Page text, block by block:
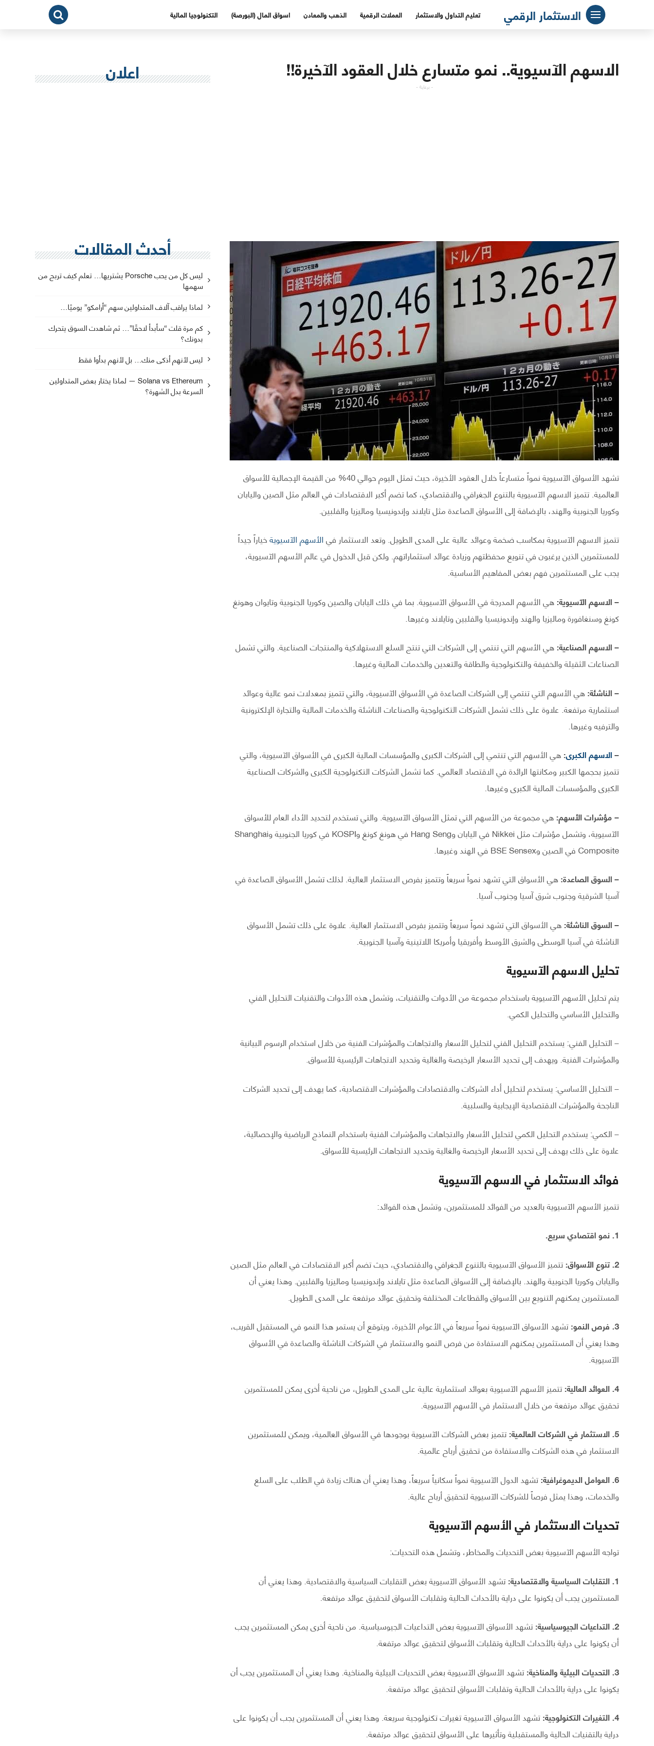
الاستثمار الرقمي تعليم التداول والاستثمار العملات الرقمية الذهب والمعادن اسواق المال (البورصة) التكنولوجيا المالية
الاسهم الآسيوية.. نمو متسارع خلال العقود الآخيرة!!
- برعاية -
تشهد الأسواق الآسيوية نمواً متسارعاً خلال العقود الأخيرة، حيث تمثل اليوم حوالي 40% من القيمة الإجمالية للأسواق
العالمية. تتميز الاسهم الآسيوية بالتنوع الجغرافي والاقتصادي، كما تضم أكبر الاقتصادات في العالم مثل الصين واليابان
وكوريا الجنوبية والهند، بالإضافة إلى الأسواق الصاعدة مثل تايلاند وإندونيسيا وماليزيا والفلبين.
تتميز الاسهم الآسيوية بمكاسب ضخمة وعوائد عالية على المدى الطويل. وتعد الاستثمار فيالأسهم الآسيويةخياراً جيداً
للمستثمرين الذين يرغبون في تنويع محفظتهم وزيادة عوائد استثماراتهم. ولكن قبل الدخول في عالم الأسهم الآسيوية،
يجب على المستثمرين فهم بعض المفاهيم الأساسية.
– الاسهم الآسيوية:هي الأسهم المدرجة في الأسواق الآسيوية. بما في ذلك اليابان والصين وكوريا الجنوبية وتايوان وهونغ
كونغ وسنغافورة وماليزيا والهند وإندونيسيا والفلبين وتايلاند وغيرها.
– الاسهم الصناعية:هي الأسهم التي تنتمي إلى الشركات التي تنتج السلع الاستهلاكية والمنتجات الصناعية. والتي تشمل
الصناعات الثقيلة والخفيفة والتكنولوجية والطاقة والتعدين والخدمات المالية وغيرها.
– الناشئة:هي الأسهم التي تنتمي إلى الشركات الصاعدة في الأسواق الآسيوية، والتي تتميز بمعدلات نمو عالية وعوائد
استثمارية مرتفعة. علاوة على ذلك تشمل الشركات التكنولوجية والصناعات الناشئة والخدمات المالية والتجارة الإلكترونية
والترفيه وغيرها.
–الاسهم الكبرى:هي الأسهم التي تنتمي إلى الشركات الكبرى والمؤسسات المالية الكبرى في الأسواق الآسيوية، والتي
تتميز بحجمها الكبير ومكانتها الرائدة في الاقتصاد العالمي. كما تشمل الشركات التكنولوجية الكبرى والشركات الصناعية
الكبرى والمؤسسات المالية الكبرى وغيرها.
– مؤشرات الأسهم:هي مجموعة من الأسهم التي تمثل الأسواق الآسيوية. والتي تستخدم لتحديد الأداء العام للأسواق
الآسيوية، وتشمل مؤشرات مثل Nikkei في اليابان وHang Seng في هونغ كونغ وKOSPI في كوريا الجنوبية وShanghai
Composite في الصين وBSE Sensex في الهند وغيرها.
– السوق الصاعدة:هي الأسواق التي تشهد نمواً سريعاً وتتميز بفرص الاستثمار العالية. لذلك تشمل الأسواق الصاعدة في
آسيا الشرقية وجنوب شرق آسيا وجنوب آسيا.
– السوق الناشئة:هي الأسواق التي تشهد نمواً سريعاً وتتميز بفرص الاستثمار العالية. علاوة على ذلك تشمل الأسواق
الناشئة في آسيا الوسطى والشرق الأوسط وأفريقيا وأمريكا اللاتينية وآسيا الجنوبية.
تحليل الاسهم الآسيوية
يتم تحليل الأسهم الآسيوية باستخدام مجموعة من الأدوات والتقنيات، وتشمل هذه الأدوات والتقنيات التحليل الفني
والتحليل الأساسي والتحليل الكمي.
– التحليل الفني: يستخدم التحليل الفني لتحليل الأسعار والاتجاهات والمؤشرات الفنية من خلال استخدام الرسوم البيانية
والمؤشرات الفنية. ويهدف إلى تحديد الأسعار الرخيصة والغالية وتحديد الاتجاهات الرئيسية للأسواق.
– التحليل الأساسي: يستخدم لتحليل أداء الشركات والاقتصادات والمؤشرات الاقتصادية، كما يهدف إلى تحديد الشركات
الناجحة والمؤشرات الاقتصادية الإيجابية والسلبية.
– الكمي: يستخدم التحليل الكمي لتحليل الأسعار والاتجاهات والمؤشرات الفنية باستخدام النماذج الرياضية والإحصائية،
علاوة على ذلك يهدف إلى تحديد الأسعار الرخيصة والغالية وتحديد الاتجاهات الرئيسية للأسواق.
فوائد الاستثمار في الاسهم الآسيوية
تتميز الأسهم الآسيوية بالعديد من الفوائد للمستثمرين، وتشمل هذه الفوائد:
1. نمو اقتصادي سريع.
2. تنوع الأسواق:
تتميز الأسواق الآسيوية بالتنوع الجغرافي والاقتصادي، حيث تضم أكبر الاقتصادات في العالم مثل الصين
واليابان وكوريا الجنوبية والهند. بالإضافة إلى الأسواق الصاعدة مثل تايلاند وإندونيسيا وماليزيا والفلبين. وهذا يعني أن
المستثمرين يمكنهم التنويع بين الأسواق والقطاعات المختلفة وتحقيق عوائد مرتفعة على المدى الطويل.
3. فرص النمو:
تشهد الأسواق الآسيوية نمواً سريعاً في الأعوام الأخيرة، ويتوقع أن يستمر هذا النمو في المستقبل القريب،
وهذا يعني أن المستثمرين يمكنهم الاستفادة من فرص النمو والاستثمار في الشركات الناشئة والصاعدة في الأسواق
الآسيوية.
4. العوائد العالية:
تتميز الأسهم الآسيوية بعوائد استثمارية عالية على المدى الطويل، من ناحية أخرى يمكن للمستثمرين
تحقيق عوائد مرتفعة من خلال الاستثمار في الأسهم الآسيوية.
5. الاستثمار في الشركات العالمية:
تتميز بعض الشركات الآسيوية بوجودها في الأسواق العالمية، ويمكن للمستثمرين
الاستثمار في هذه الشركات والاستفادة من تحقيق أرباح عالمية.
6. العوامل الديموغرافية:
تشهد الدول الآسيوية نمواً سكانياً سريعاً، وهذا يعني أن هناك زيادة في الطلب على السلع
والخدمات، وهذا يمثل فرصاً للشركات الآسيوية لتحقيق أرباح عالية.
تحديات الاستثمار في الأسهم الآسيوية
تواجه الأسهم الآسيوية بعض التحديات والمخاطر، وتشمل هذه التحديات:
1. التقلبات السياسية والاقتصادية:
تشهد الأسواق الآسيوية بعض التقلبات السياسية والاقتصادية. وهذا يعني أن
المستثمرين يجب أن يكونوا على دراية بالأحداث الحالية وتقلبات الأسواق لتحقيق عوائد مرتفعة.
2. التداعيات الجيوسياسية:
تشهد الأسواق الآسيوية بعض التداعيات الجيوسياسية. من ناحية أخرى يمكن المستثمرين يجب
أن يكونوا على دراية بالأحداث الحالية وتقلبات الأسواق لتحقيق عوائد مرتفعة.
3. التحديات البيئية والمناخية:
تشهد الأسواق الآسيوية بعض التحديات البيئية والمناخية. وهذا يعني أن المستثمرين يجب أن
يكونوا على دراية بالأحداث الحالية وتقلبات الأسواق لتحقيق عوائد مرتفعة.
4. التغيرات التكنولوجية:
تشهد الأسواق الآسيوية تغيرات تكنولوجية سريعة. وهذا يعني أن المستثمرين يجب أن يكونوا على
دراية بالتقنيات الحالية والمستقبلية وتأثيرها على الأسواق لتحقيق عوائد مرتفعة.
اعلان
أحدث المقالات
ليس كل من يحب Porsche يشتريها… تعلم كيف تربح من
سهمها
لماذا يراقب آلاف المتداولين سهم “أرامكو” يوميًا…
كم مرة قلت “سأبدأ لاحقًا”… ثم شاهدت السوق يتحرك
بدونك؟
ليس لأنهم أذكى منك… بل لأنهم بدأوا فقط
Solana vs Ethereum — لماذا يختار بعض المتداولين
السرعة بدل الشهرة؟